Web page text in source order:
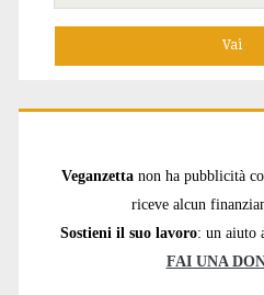
per:
Veganzetta non ha pubblicità
riceve alcun
Sostieni il suo lavoro: un aiuto
FAI UNA